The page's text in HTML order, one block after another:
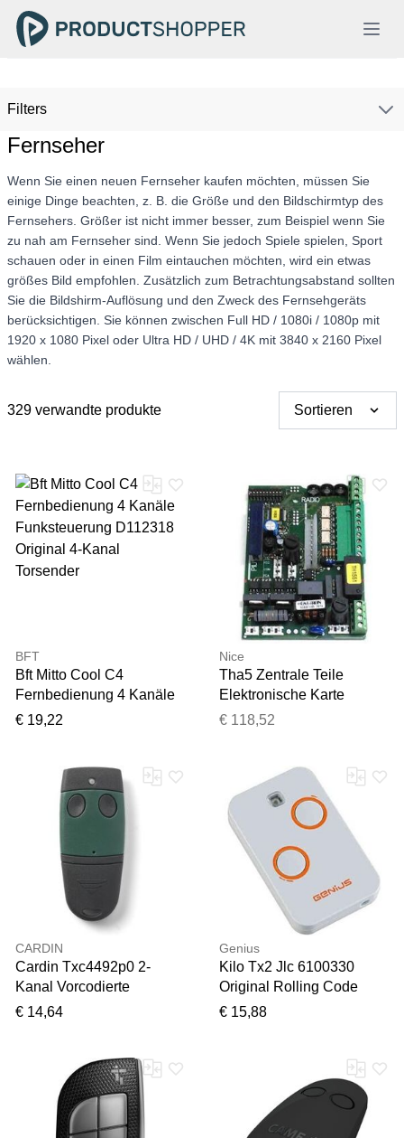
Filters
Fernseher
Wenn Sie einen neuen Fernseher kaufen möchten, müssen Sie
einige Dinge beachten, z. B. die Größe und den Bildschirmtyp des
Fernsehers. Größer ist nicht immer besser, zum Beispiel wenn Sie
zu nah am Fernseher sind. Wenn Sie jedoch Spiele spielen, Sport
schauen oder in einen Film eintauchen möchten, wird ein etwas
größes Bild empfohlen. Zusätzlich zum Betrachtungsabstand sollten
Sie die Bildshirm-Auflösung und den Zweck des Fernsehgeräts
berücksichtigen. Sie können zwischen Full HD / 1080i / 1080p mit
1920 x 1080 Pixel oder Ultra HD / UHD / 4K mit 3840 x 2160 Pixel
wählen.
329 verwandte produkte Sortieren
BFT
Bft Mitto Cool C4
Fernbedienung 4 Kanäle
Funksteuerung D112318
€ 19,22
Nice
Tha5 Zentrale Teile
Elektronische Karte
Schiebemotor Thor
€ 118,52
CARDIN
Cardin Txc4492p0 2-
Kanal Vorcodierte
Fernbedienung S449 Tx2
€ 14,64
Genius
Kilo Tx2 Jlc 6100330
Original Rolling Code
Fernbedienung 2 Kanäle
€ 15,88